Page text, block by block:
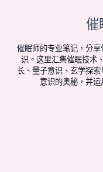
催
催眠师的专业笔记，分
识。这里汇集催眠技术
长、量子意识、玄学探
意识的奥秘，并